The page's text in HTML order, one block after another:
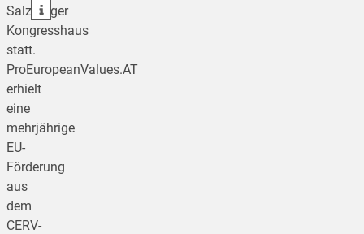
Salzburger
Kongresshaus
statt.
ProEuropeanValues.AT
erhielt
eine
mehrjährige
EU-
Förderung
aus
dem
CERV-
teilen